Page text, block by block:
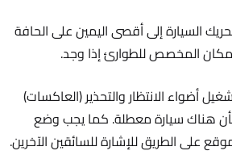
السيارة إلى أقصى اليمين على الحافة
المخصص للطوارئ إذا وجد.
أضواء الانتظار والتحذير (العاكسات)
بأن هناك سيارة معطلة. كما يجب وضع
على الطريق للإشارة للسائقين الآخرين.